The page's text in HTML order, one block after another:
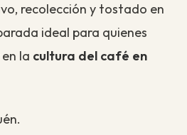
recolección y tostado en
ideal para quienes
la cultura del café en